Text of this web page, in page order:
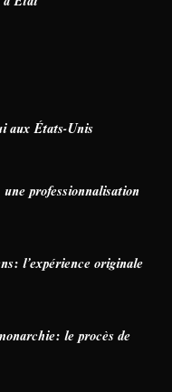
aux États-Unis
professionnalisation
l’expérience originale
le procès de